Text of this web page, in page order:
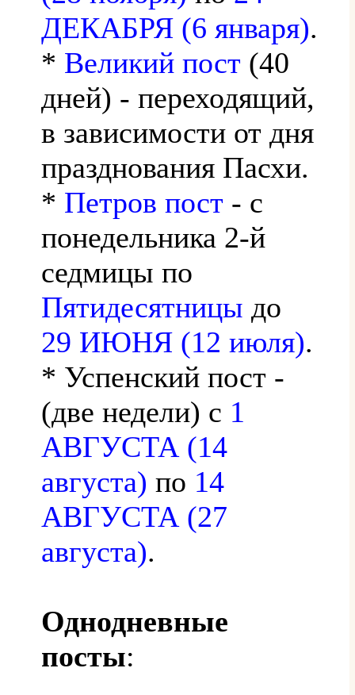
ДЕКАБРЯ (6 января).
* Великий пост (40
дней) - переходящий,
в зависимости от дня
празднования Пасхи.
* Петров пост - с
понедельника 2-й
седмицы по
Пятидесятницы до
29 ИЮНЯ (12 июля).
* Успенский пост -
(две недели) с 1
АВГУСТА (14
августа) по 14
АВГУСТА (27
августа).
Однодневные
посты: